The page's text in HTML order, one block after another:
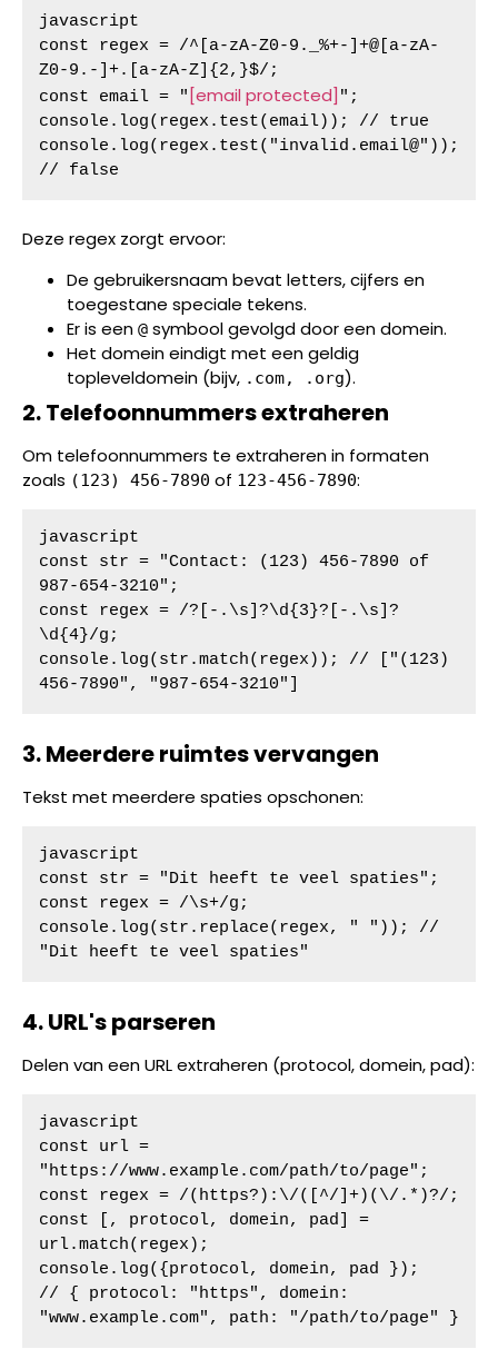
javascript
const regex = /^[a-zA-Z0-9._%+-]+@[a-zA-
Z0-9.-]+.[a-zA-Z]{2,}$/;
const email = " [email protected] ";
console.log(regex.test(email)); // true
console.log(regex.test("invalid.email@"));
// false
Deze regex zorgt ervoor:
De gebruikersnaam bevat letters, cijfers en
toegestane speciale tekens.
Er is een @ symbool gevolgd door een domein.
Het domein eindigt met een geldig
topleveldomein (bijv, .com, .org).
2. Telefoonnummers extraheren
Om telefoonnummers te extraheren in formaten
zoals (123) 456-7890 of 123-456-7890:
javascript
const str = "Contact: (123) 456-7890 of
987-654-3210";
const regex = /?[-.\s]?\d{3}?[-.\s]?
\d{4}/g;
console.log(str.match(regex)); // ["(123)
456-7890", "987-654-3210"]
3. Meerdere ruimtes vervangen
Tekst met meerdere spaties opschonen:
javascript
const str = "Dit heeft te veel spaties";
const regex = /\s+/g;
console.log(str.replace(regex, " ")); //
"Dit heeft te veel spaties"
4. URL's parseren
Delen van een URL extraheren (protocol, domein, pad):
javascript
const url =
"https://www.example.com/path/to/page";
const regex = /(https?):\/([^/]+)(\/.*)?/;
const [, protocol, domein, pad] =
url.match(regex);
console.log({protocol, domein, pad });
// { protocol: "https", domein:
"www.example.com", path: "/path/to/page" }